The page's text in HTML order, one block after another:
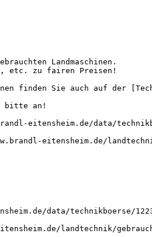
Landmaschinen.
etc. zu fairen Preisen!
finden Sie auch auf der
bitte an!
eitensheim.de/data/
eitensheim.de/
data/technikboerse/
landtechnik/